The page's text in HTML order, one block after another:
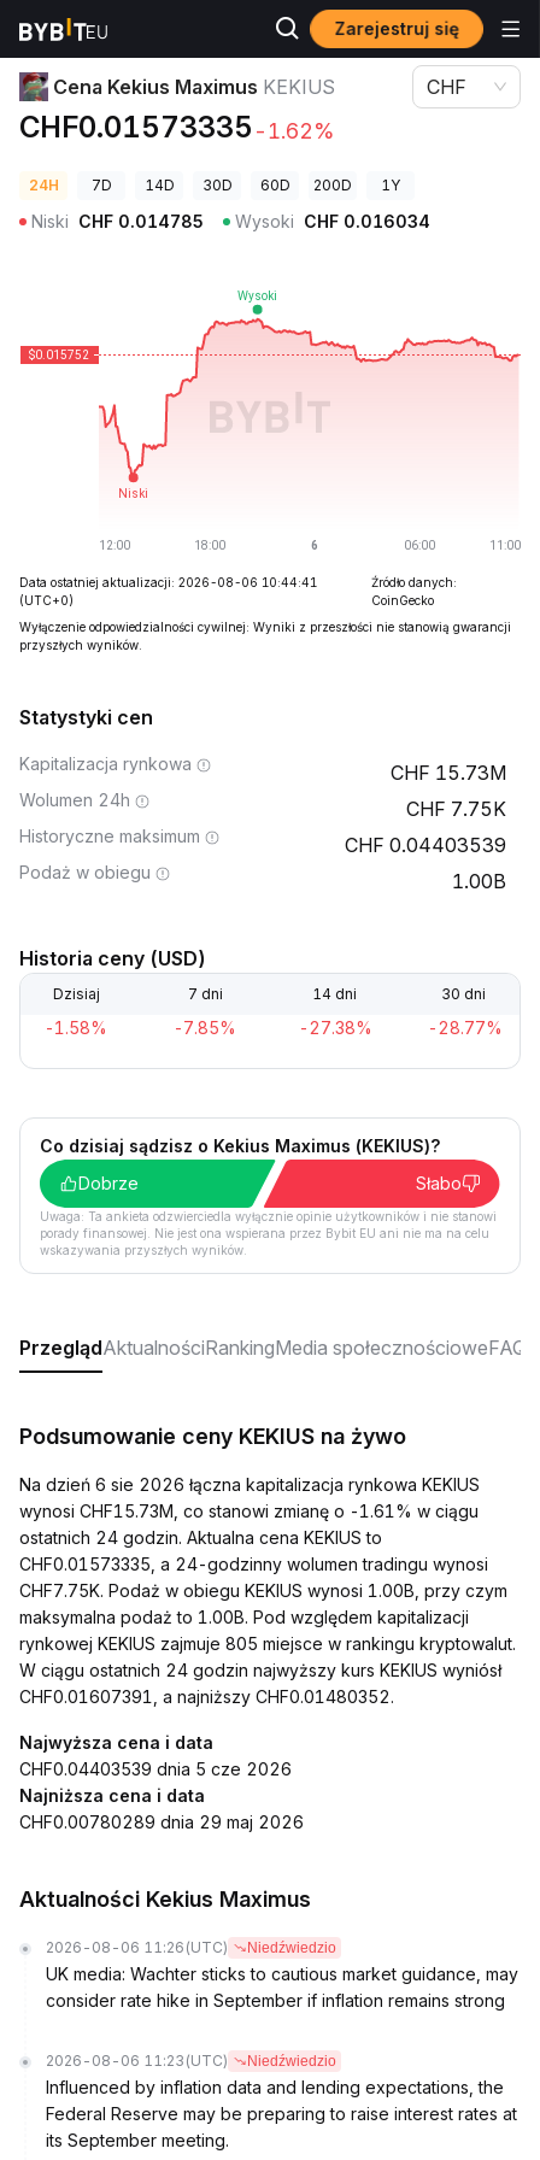
Zarejestruj się
Ceny kryptowalut Cena Kekius Maximus KEKIUS
Cena Kekius Maximus KEKIUS
CHF0.01573335 -1.62%
CHF
24H 7D 14D 30D 60D 200D 1Y
Niski CHF 0.014785 Wysoki CHF 0.016034
Data ostatniej aktualizacji: 2026-08-06 10:44:41
(UTC+0)
Źródło danych:
CoinGecko
Wyłączenie odpowiedzialności cywilnej: Wyniki z przeszłości nie stanowią gwarancji
przyszłych wyników.
Statystyki cen
Kapitalizacja rynkowa 15.73M
Wolumen 24h 7.75K
Historyczne maksimum 0.04403539
Podaż w obiegu 1.00B
Historia ceny (USD)
Dzisiaj 7 dni 14 dni 30 dni
-1.58% -7.85% -27.38% -28.77%
Co dzisiaj sądzisz o Kekius Maximus (KEKIUS)?
Dobrze
Słabo
Uwaga: Ta ankieta odzwierciedla wyłącznie opinie użytkowników i nie stanowi
porady finansowej. Nie jest ona wspierana przez Bybit EU ani nie ma na celu
wskazywania przyszłych wyników.
PrzeglądAktualnościRankingMedia społecznościoweFAQ
Podsumowanie ceny KEKIUS na żywo
Na dzień 6 sie 2026 łączna kapitalizacja rynkowa KEKIUS
wynosi CHF15.73M, co stanowi zmianę o -1.61% w ciągu
ostatnich 24 godzin. Aktualna cena KEKIUS to
CHF0.01573335, a 24-godzinny wolumen tradingu wynosi
CHF7.75K. Podaż w obiegu KEKIUS wynosi 1.00B, przy czym
maksymalna podaż to 1.00B. Pod względem kapitalizacji
rynkowej KEKIUS zajmuje 805 miejsce w rankingu kryptowalut.
W ciągu ostatnich 24 godzin najwyższy kurs KEKIUS wyniósł
CHF0.01607391, a najniższy CHF0.01480352.
Najwyższa cena i data
CHF0.04403539 dnia 5 cze 2026
Najniższa cena i data
CHF0.00780289 dnia 29 maj 2026
Aktualności Kekius Maximus
2026-08-06 11:26 (UTC) Niedźwiedzio
UK media: Wachter sticks to cautious market guidance, may
consider rate hike in September if inflation remains strong
2026-08-06 11:23 (UTC) Niedźwiedzio
Influenced by inflation data and lending expectations, the
Federal Reserve may be preparing to raise interest rates at
its September meeting.